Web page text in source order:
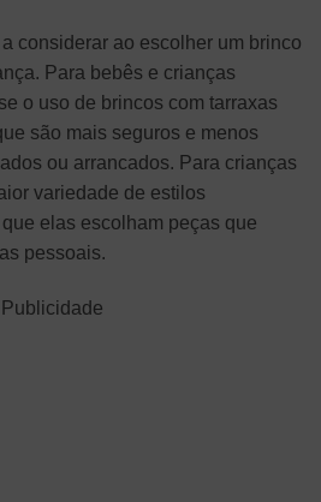
considerar ao escolher um brinco
Para bebês e crianças
o uso de brincos com tarraxas
são mais seguros e menos
ou arrancados. Para crianças
variedade de estilos
elas escolham peças que
pessoais.
Publicidade